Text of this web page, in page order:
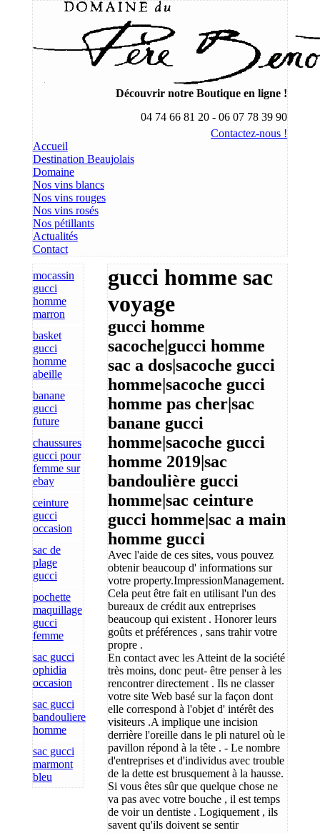
Découvrir notre Boutique en ligne !
04 74 66 81 20 - 06 07 78 39 90
Contactez-nous !
Accueil
Destination Beaujolais
Domaine
Nos vins blancs
Nos vins rouges
Nos vins rosés
Nos pétillants
Actualités
Contact
mocassin
gucci
homme
marron
basket
gucci
homme
abeille
banane
gucci
future
chaussures
gucci pour
femme sur
ebay
ceinture
gucci
occasion
sac de
plage
gucci
pochette
maquillage
gucci
femme
sac gucci
ophidia
occasion
sac gucci
bandouliere
homme
sac gucci
marmont
bleu
gucci homme sac
voyage
gucci homme
sacoche|gucci homme
sac a dos|sacoche gucci
homme|sacoche gucci
homme pas cher|sac
banane gucci
homme|sacoche gucci
homme 2019|sac
bandoulière gucci
homme|sac ceinture
gucci homme|sac a main
homme gucci
Avec l'aide de ces sites, vous pouvez
obtenir beaucoup d' informations sur
votre property.ImpressionManagement.
Cela peut être fait en utilisant l'un des
bureaux de crédit aux entreprises
beaucoup qui existent . Honorer leurs
goûts et préférences , sans trahir votre
propre .
En contact avec les Atteint de la société
très moins, donc peut- être penser à les
rencontrer directement . Ils ne classer
votre site Web basé sur la façon dont
elle correspond à l'objet d' intérêt des
visiteurs .A implique une incision
derrière l'oreille dans le pli naturel où le
pavillon répond à la tête . - Le nombre
d'entreprises et d'individus avec trouble
de la dette est brusquement à la hausse.
Si vous êtes sûr que quelque chose ne
va pas avec votre bouche , il est temps
de voir un dentiste . Logiquement , ils
savent qu'ils doivent se sentir